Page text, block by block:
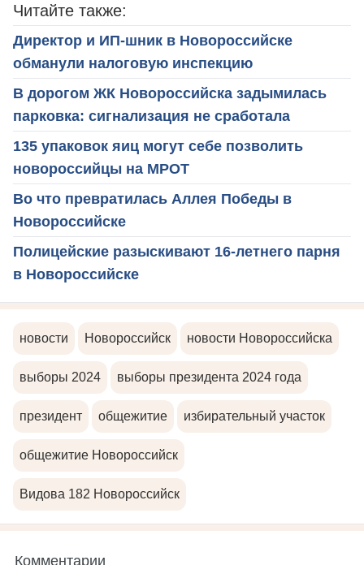
Читайте также:
Директор и ИП-шник в Новороссийске
обманули налоговую инспекцию
В дорогом ЖК Новороссийска задымилась
парковка: сигнализация не сработала
135 упаковок яиц могут себе позволить
новороссийцы на МРОТ
Во что превратилась Аллея Победы в
Новороссийске
Полицейские разыскивают 16-летнего парня
в Новороссийске
новости Новороссийск новости Новороссийска
выборы 2024 выборы президента 2024 года
президент общежитие избирательный участок
общежитие Новороссийск
Видова 182 Новороссийск
Комментарии